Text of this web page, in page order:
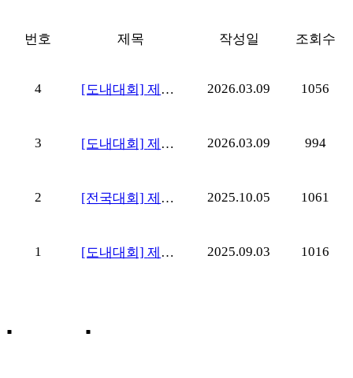
번호 제목 작성일 조회수
4
[도내대회] 제3
대표 선발전
인부
2026.03.09 1056
3
[도내대회] 제3
대표 선발전(제
국생활체육대축
2026.03.09 994
2
[전국대회] 제20
영대회
2025.10.05 1061
1
[도내대회] 제26
2025.09.03 1016